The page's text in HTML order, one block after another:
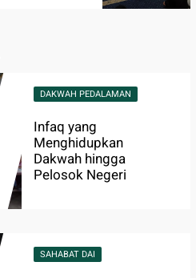
DAKWAH PEDALAMAN
Infaq yang
Menghidupkan
Dakwah hingga
Pelosok Negeri
SAHABAT DAI